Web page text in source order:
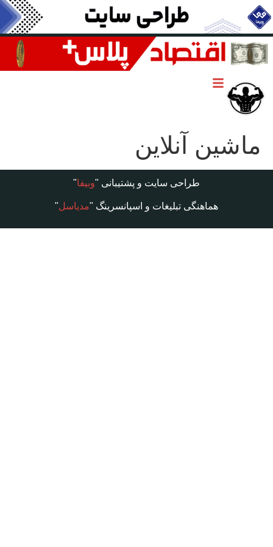
ماشین آنلاین
طراحی سایت و پشتیبانی "وبیفا"
هماهنگی تبلیغات و اسپانسرینگ "مدیاسل"